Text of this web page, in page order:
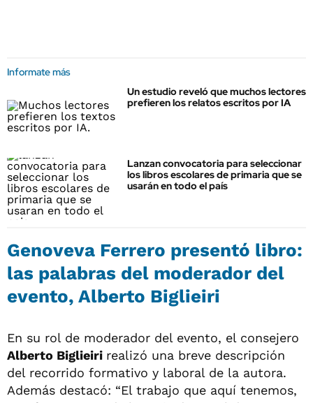
Informate más
Un estudio reveló que muchos lectores
prefieren los relatos escritos por IA
Lanzan convocatoria para seleccionar
los libros escolares de primaria que se
usarán en todo el país
Genoveva Ferrero presentó libro:
las palabras del moderador del
evento, Alberto Biglieiri
En su rol de moderador del evento, el consejero
Alberto Biglieiri realizó una breve descripción
del recorrido formativo y laboral de la autora.
Además destacó: “El trabajo que aquí tenemos,